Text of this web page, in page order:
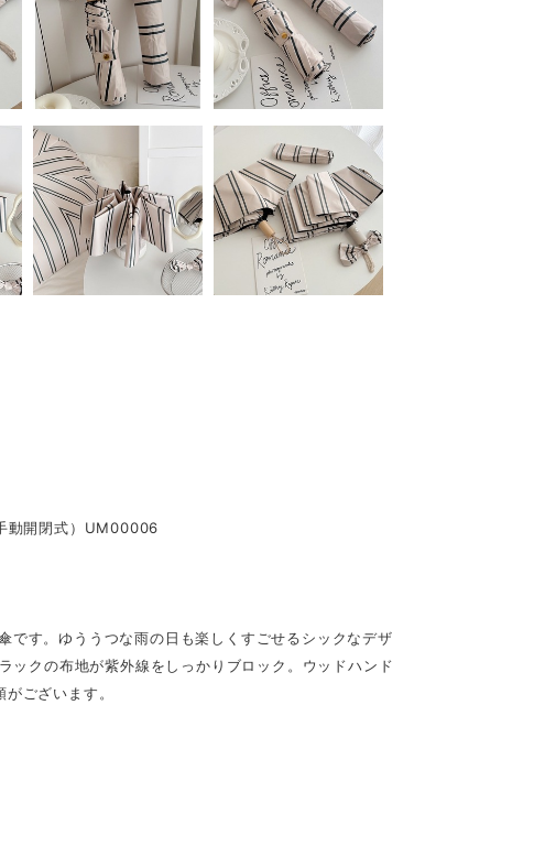
動開閉式）UM00006
です。ゆううつな雨の日も楽しくすごせるシックなデザ
クの布地が紫外線をしっかりブロック。ウッドハンド
ございます。